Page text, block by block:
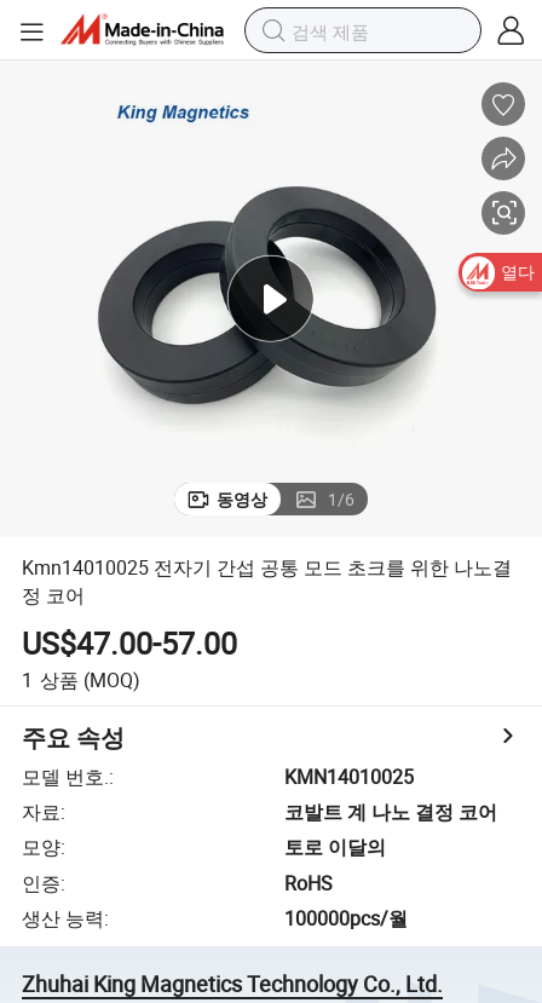
동영상 1/6
Kmn14010025 전자기 간섭 공통 모드 초크를 위한 나노결
정 코어
US$47.00-57.00
1 상품 (MOQ)
주요 속성
모델 번호.:
KMN14010025
자료:
코발트 계 나노 결정 코어
모양:
토로 이달의
인증:
RoHS
생산 능력: 100000pcs/월
Zhuhai King Magnetics Technology Co., Ltd.
열다